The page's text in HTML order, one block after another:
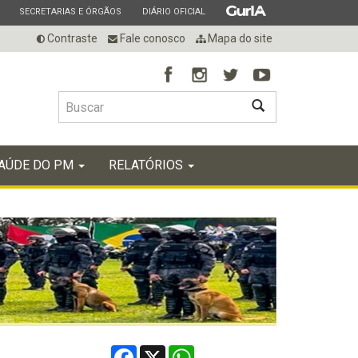
ESTADO
SECRETARIAS E ÓRGÃOS ESTADO
DIÁRIO OFICIAL ESTADO
Contraste Fale conosco Mapa do site
BUSCAR
DO PM RELATÓRIOS
Facebook
X WhatsApp